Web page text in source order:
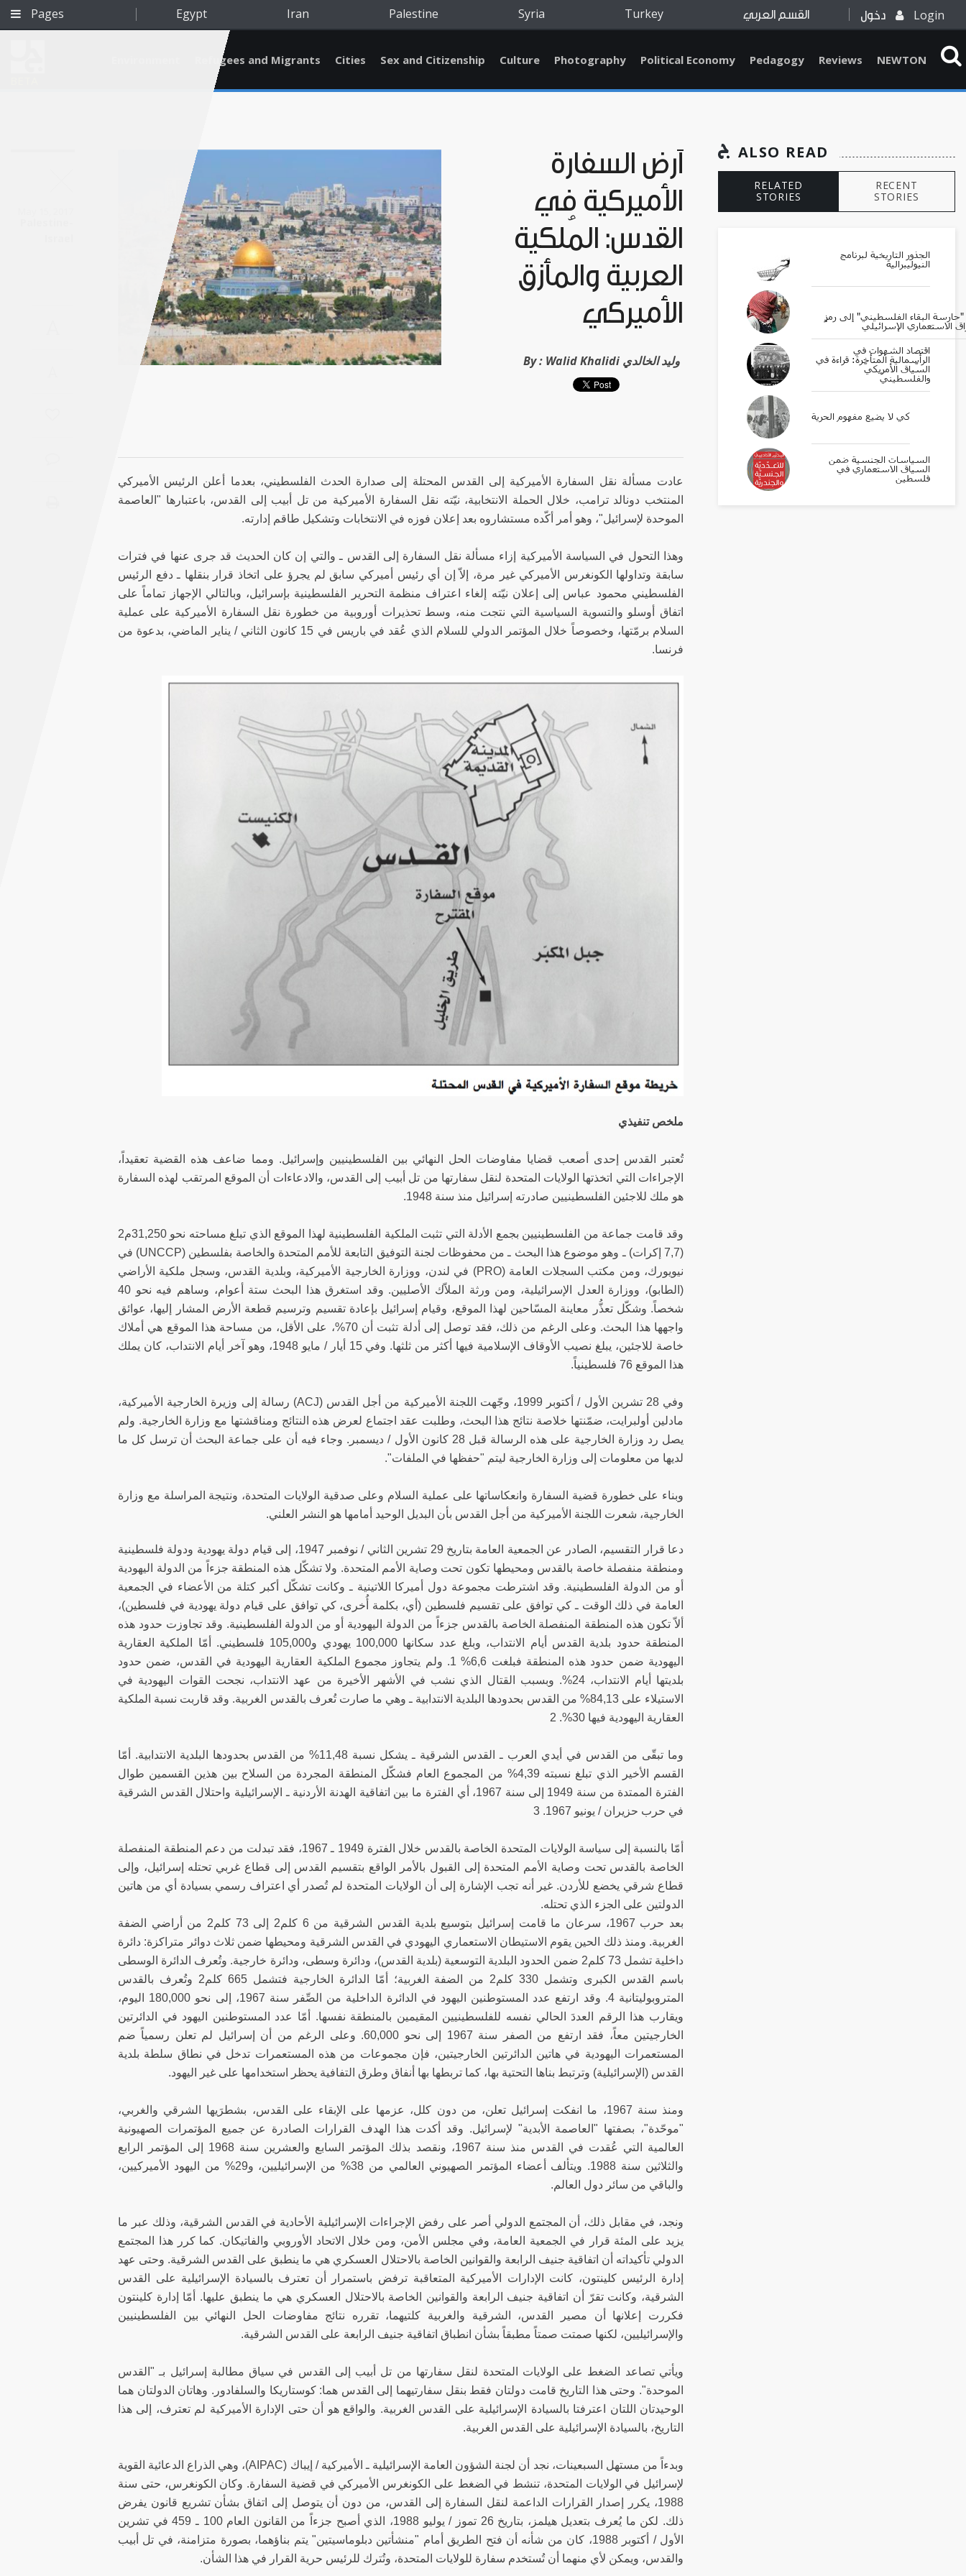
Pages Egypt Iran Palestine Syria Turkey القسم العربي دخول Login
Refugees and Migrants Cities Sex and Citizenship Culture Photography Political Economy Pedagogy Reviews NEWTON
أرض السفارة
الأميركية في
القدس: المُلكية
العربية والمأزق
الأميركي
By : Walid Khalidi وليد الخالدي
عادت مسألة نقل السفارة الأميركية إلى القدس المحتلة إلى صدارة الحدث الفلسطيني، بعدما أعلن الرئيس الأميركي
المنتخب دونالد ترامب، خلال الحملة الانتخابية، نيّته نقل السفارة الأميركية من تل أبيب إلى القدس، باعتبارها "العاصمة
الموحدة لإسرائيل"، وهو أمر أكّده مستشاروه بعد إعلان فوزه في الانتخابات وتشكيل طاقم إدارته.
وهذا التحول في السياسة الأميركية إزاء مسألة نقل السفارة إلى القدس ـ والتي إن كان الحديث قد جرى عنها في فترات
سابقة وتداولها الكونغرس الأميركي غير مرة، إلاّ إن أي رئيس أميركي سابق لم يجرؤ على اتخاذ قرار بنقلها ـ دفع الرئيس
الفلسطيني محمود عباس إلى إعلان نيّته إلغاء اعتراف منظمة التحرير الفلسطينية بإسرائيل، وبالتالي الإجهاز تماماً على
اتفاق أوسلو والتسوية السياسية التي نتجت منه، وسط تحذيرات أوروبية من خطورة نقل السفارة الأميركية على عملية
السلام برمّتها، وخصوصاً خلال المؤتمر الدولي
للسلام الذي عُقد في باريس في 15 كانون الثاني / يناير الماضي، بدعوة من
فرنسا.
ملخص تنفيذي
تُعتبر القدس إحدى أصعب قضايا مفاوضات الحل النهائي بين الفلسطينيين وإسرائيل. ومما ضاعف هذه القضية تعقيداً،
الإجراءات التي اتخذتها الولايات المتحدة لنقل سفارتها من تل أبيب إلى القدس، والادعاءات أن الموقع المرتقب لهذه السفارة
هو ملك للاجئين الفلسطينيين صادرته إسرائيل منذ سنة 1948.
وقد قامت جماعة من الفلسطينيين بجمع الأدلة التي تثبت الملكية الفلسطينية لهذا الموقع الذي تبلغ مساحته نحو 31,250م2
(7,7 إكرات) ـ وهو موضوع هذا البحث ـ من محفوظات لجنة التوفيق التابعة للأمم المتحدة والخاصة بفلسطين (UNCCP) في
نيويورك، ومن مكتب السجلات العامة (PRO) في لندن، ووزارة الخارجية الأميركية، وبلدية القدس، وسجل ملكية الأراضي
(الطابو)، ووزارة العدل الإسرائيلية، ومن ورثة الملاّك الأصليين. وقد استغرق هذا البحث ستة أعوام، وساهم فيه نحو 40
شخصاً. وشكّل تعذُّر معاينة المسّاحين لهذا الموقع، وقيام إسرائيل بإعادة تقسيم وترسيم قطعة الأرض المشار إليها، عوائق
واجهها هذا البحث. وعلى الرغم من ذلك، فقد توصل إلى أدلة تثبت أن 70%، على الأقل، من مساحة هذا الموقع هي أملاك
خاصة للاجئين، يبلغ نصيب الأوقاف الإسلامية فيها أكثر من ثلثها. وفي 15 أيار / مايو 1948، وهو آخر أيام الانتداب، كان يملك
هذا الموقع 76 فلسطينياً.
وفي 28 تشرين الأول / أكتوبر 1999، وجّهت اللجنة الأميركية من أجل القدس (ACJ) رسالة إلى وزيرة الخارجية الأميركية،
مادلين أولبرايت، ضمّنتها خلاصة نتائج هذا البحث، وطلبت عقد اجتماع لعرض هذه النتائج ومناقشتها مع وزارة الخارجية. ولم
يصل رد وزارة الخارجية على هذه الرسالة قبل 28 كانون الأول / ديسمبر. وجاء فيه أن على جماعة البحث أن ترسل كل ما
لديها من معلومات إلى وزارة الخارجية ليتم "حفظها في الملفات".
وبناء على خطورة قضية السفارة وانعكاساتها على عملية السلام وعلى صدقية الولايات المتحدة، ونتيجة المراسلة مع وزارة
الخارجية، شعرت اللجنة الأميركية من أجل القدس بأن البديل الوحيد أمامها هو النشر العلني.
دعا قرار التقسيم، الصادر عن الجمعية العامة بتاريخ 29 تشرين الثاني / نوفمبر 1947، إلى قيام دولة يهودية ودولة فلسطينية
ومنطقة منفصلة خاصة بالقدس ومحيطها تكون تحت وصاية الأمم المتحدة. ولا تشكّل هذه المنطقة جزءاً من الدولة اليهودية
أو من الدولة الفلسطينية. وقد اشترطت مجموعة دول أميركا اللاتينية ـ وكانت تشكّل أكبر كتلة من الأعضاء في الجمعية
العامة في ذلك الوقت ـ كي توافق على تقسيم فلسطين (أي، بكلمة أُخرى، كي توافق على قيام دولة يهودية في فلسطين)،
ألاّ تكون هذه المنطقة المنفصلة الخاصة بالقدس جزءاً من الدولة اليهودية أو من الدولة الفلسطينية. وقد تجاوزت حدود هذه
المنطقة حدود بلدية القدس أيام الانتداب، وبلغ عدد سكانها 100,000 يهودي و105,000 فلسطيني. أمّا الملكية العقارية
اليهودية ضمن حدود هذه المنطقة فبلغت 6,6% 1. ولم يتجاوز مجموع الملكية العقارية اليهودية في القدس، ضمن حدود
بلديتها أيام الانتداب، 24%. وبسبب القتال الذي نشب في الأشهر الأخيرة من عهد الانتداب، نجحت القوات اليهودية في
الاستيلاء على 84,13% من القدس بحدودها البلدية الانتدابية ـ وهي ما صارت تُعرف بالقدس الغربية. وقد قاربت نسبة الملكية
العقارية اليهودية فيها 30%. 2
وما تبقّى من القدس في أيدي العرب ـ القدس الشرقية ـ يشكل نسبة 11,48% من القدس بحدودها البلدية الانتدابية. أمّا
القسم الأخير الذي تبلغ نسبته 4,39% من المجموع العام فشكّل المنطقة المجردة من السلاح بين هذين القسمين طوال
الفترة الممتدة من سنة 1949 إلى سنة 1967، أي الفترة ما بين اتفاقية الهدنة الأردنية ـ الإسرائيلية واحتلال القدس الشرقية
في حرب حزيران / يونيو 1967. 3
أمّا بالنسبة إلى سياسة الولايات المتحدة الخاصة بالقدس خلال الفترة 1949 ـ 1967، فقد تبدلت من دعم المنطقة المنفصلة
الخاصة بالقدس تحت وصاية الأمم المتحدة إلى القبول بالأمر الواقع بتقسيم القدس إلى قطاع غربي تحتله إسرائيل، وإلى
قطاع شرقي يخضع للأردن. غير أنه تجب الإشارة إلى أن الولايات المتحدة لم تُصدر أي اعتراف رسمي بسيادة أي من هاتين
الدولتين على الجزء الذي تحتله.
بعد حرب 1967، سرعان ما قامت إسرائيل بتوسيع بلدية القدس الشرقية من 6 كلم2 إلى 73 كلم2 من أراضي الضفة
الغربية. ومنذ ذلك الحين يقوم الاستيطان الاستعماري اليهودي في القدس الشرقية ومحيطها ضمن ثلاث دوائر متراكزة: دائرة
داخلية تشمل 73 كلم2 ضمن الحدود البلدية التوسعية (بلدية القدس)، ودائرة وسطى، ودائرة خارجية. وتُعرف الدائرة الوسطى
باسم القدس الكبرى وتشمل 330 كلم2 من الضفة الغربية؛ أمّا الدائرة الخارجية فتشمل 665 كلم2 وتُعرف بالقدس
المتروبوليتانية 4. وقد ارتفع عدد المستوطنين اليهود في الدائرة الداخلية من الصِّفر سنة 1967، إلى نحو 180,000 اليوم،
ويقارب هذا الرقم العددَ الحالي نفسه للفلسطينيين المقيمين بالمنطقة نفسها. أمّا عدد المستوطنين اليهود في الدائرتين
الخارجيتين معاً، فقد ارتفع من الصفر سنة 1967 إلى نحو 60,000. وعلى الرغم من أن إسرائيل لم تعلن رسمياً ضم
المستعمرات اليهودية في هاتين الدائرتين الخارجيتين، فإن مجموعات من هذه المستعمرات تدخل في نطاق سلطة بلدية
القدس (الإسرائيلية) وترتبط بناها التحتية بها، كما تربطها بها أنفاق وطرق التفافية يحظر استخدامها على غير اليهود.
ومنذ سنة 1967، ما انفكت إسرائيل تعلن، من دون كلل، عزمها على الإبقاء على القدس، بشطرَيها الشرقي والغربي،
"موحّدة"، بصفتها "العاصمة الأبدية" لإسرائيل. وقد أكدت هذا الهدف القرارات الصادرة عن جميع المؤتمرات الصهيونية
العالمية التي عُقدت في القدس منذ سنة 1967، ونقصد بذلك المؤتمر السابع والعشرين سنة 1968 إلى المؤتمر الرابع
والثلاثين سنة 1988. ويتألف أعضاء المؤتمر الصهيوني العالمي من 38% من الإسرائيليين، و29% من اليهود الأميركيين،
والباقي من سائر دول العالم.
ونجد، في مقابل ذلك، أن المجتمع الدولي أصر على رفض الإجراءات الإسرائيلية الأحادية في القدس الشرقية، وذلك عبر ما
يزيد على المئة قرار في الجمعية العامة، وفي مجلس الأمن، ومن خلال الاتحاد الأوروبي والفاتيكان. كما كرر هذا المجتمع
الدولي تأكيداته أن اتفاقية جنيف الرابعة والقوانين الخاصة بالاحتلال العسكري هي ما ينطبق على القدس الشرقية. وحتى عهد
إدارة الرئيس كلينتون، كانت الإدارات الأميركية المتعاقبة ترفض باستمرار أن تعترف بالسيادة الإسرائيلية على القدس
الشرقية، وكانت تقرّ أن اتفاقية جنيف الرابعة والقوانين الخاصة بالاحتلال العسكري هي ما ينطبق عليها. أمّا إدارة كلينتون
فكررت إعلانها أن مصير القدس، الشرقية والغربية كلتيهما، تقرره نتائج مفاوضات الحل النهائي بين الفلسطينيين
والإسرائيليين، لكنها صمتت صمتاً مطبقاً بشأن انطباق اتفاقية جنيف الرابعة على القدس الشرقية.
ويأتي تصاعد الضغط على الولايات المتحدة لنقل سفارتها من تل أبيب إلى القدس في سياق مطالبة إسرائيل بـ "القدس
الموحدة". وحتى هذا التاريخ قامت دولتان فقط بنقل سفارتيهما إلى القدس هما: كوستاريكا والسلفادور. وهاتان الدولتان هما
الوحيدتان اللتان اعترفتا بالسيادة الإسرائيلية على القدس الغربية. والواقع هو أن حتى الإدارة الأميركية لم تعترف، إلى هذا
التاريخ، بالسيادة الإسرائيلية على القدس الغربية.
وبدءاً من مستهل السبعينات، نجد أن لجنة الشؤون العامة الإسرائيلية ـ الأميركية / إيباك (AIPAC)، وهي الذراع الدعائية القوية
لإسرائيل في الولايات المتحدة، تنشط في الضغط على الكونغرس الأميركي في قضية السفارة. وكان الكونغرس، حتى سنة
1988، يكرر إصدار القرارات الداعمة لنقل السفارة إلى القدس، من دون أن يتوصل إلى اتفاق بشأن تشريع قانون يفرض
ذلك. لكن ما يُعرف بتعديل هيلمز، بتاريخ 26 تموز / يوليو 1988، الذي أصبح جزءاً من القانون العام 100 ـ 459 في تشرين
الأول / أكتوبر 1988، كان من شأنه أن فتح الطريق أمام "منشأتين دبلوماسيتين" يتم بناؤهما، بصورة متزامنة، في تل أبيب
والقدس، ويمكن لأي منهما أن تُستخدم سفارة للولايات المتحدة، وتُترك للرئيس حرية القرار في هذا الشأن.
ALSO READ
RELATED
STORIES
RECENT
STORIES
الجذور التاريخية لبرنامج
النيوليبرالية
البقاء الفلسطيني" إلى رمزٍ
الاستعماري الإسرائيلي
اقتصاد الشهوات في
الرأسمالية المتأخرة: قراءة في
السّياق الأمريكيّ
والفلسطينيّ
كي لا يضيع مفهوم الحرية
السياسات الجنسية ضمن
السياق الاستعماري في
فلسطين